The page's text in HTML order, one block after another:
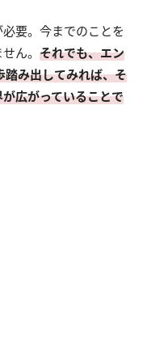
要。今までのことを
ん。 それでも、エン
み出してみれば、そ
広がっていることで